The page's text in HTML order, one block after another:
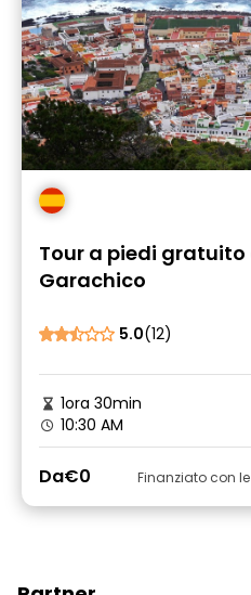
Tour a piedi gratuito
Garachico
5.0(12)
1ora 30min
10:30 AM
Da€0 Finanziato con